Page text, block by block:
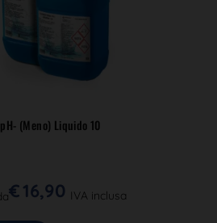
(Meno) Liquido 10
€16,90 IVA inclusa